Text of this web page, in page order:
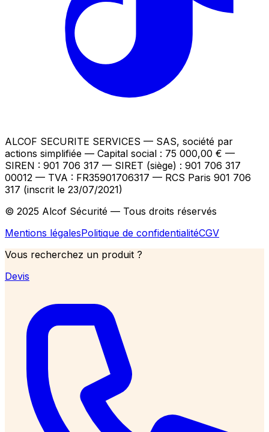
ALCOF SECURITE SERVICES — SAS, société par
actions simplifiée — Capital social : 75 000,00 € —
SIREN : 901 706 317 — SIRET (siège) : 901 706 317
00012 — TVA : FR35901706317 — RCS Paris 901 706
317 (inscrit le 23/07/2021)
© 2025 Alcof Sécurité — Tous droits réservés
Mentions légalesPolitique de confidentialitéCGV
Vous recherchez un produit ?
Devis